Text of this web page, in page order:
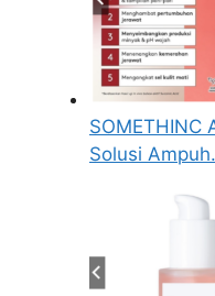
SOMETHINC
Solusi